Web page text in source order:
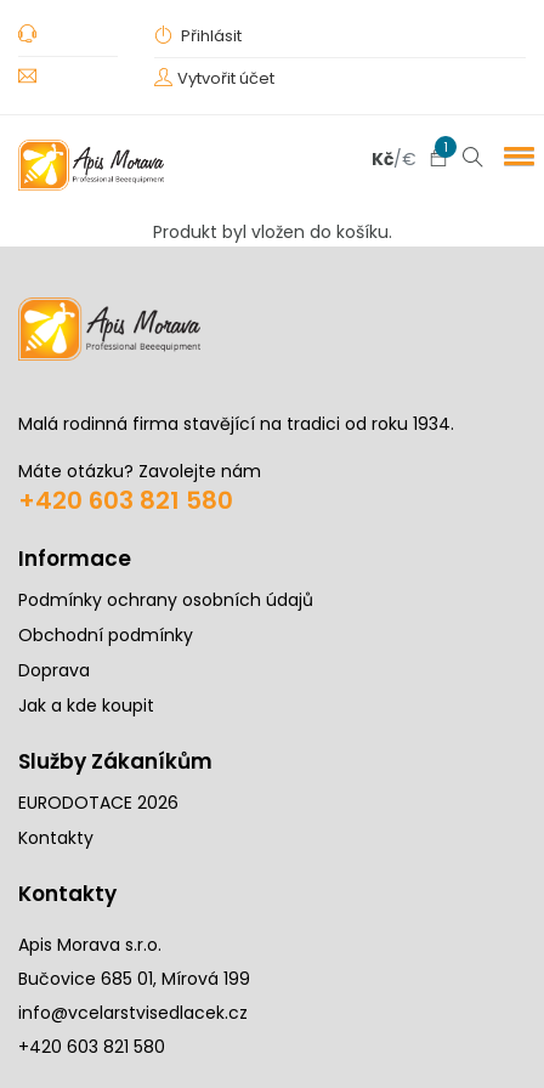
Přihlásit
Vytvořit účet
Kč/€ 1
Produkt byl vložen do košíku.
Malá rodinná firma stavějící na tradici od roku 1934.
Máte otázku? Zavolejte nám
+420 603 821 580
Informace
Podmínky ochrany osobních údajů
Obchodní podmínky
Doprava
Jak a kde koupit
Služby Zákaníkům
EURODOTACE 2026
Kontakty
Kontakty
Apis Morava s.r.o.
Bučovice 685 01, Mírová 199
info@vcelarstvisedlacek.cz
+420 603 821 580